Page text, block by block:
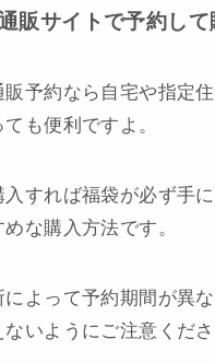
販サイトで予約して
予約なら自宅や指定
も便利ですよ。
入すれば福袋が必ず手
な購入方法です。
よって予約期間が異な
いようにご注意くださ